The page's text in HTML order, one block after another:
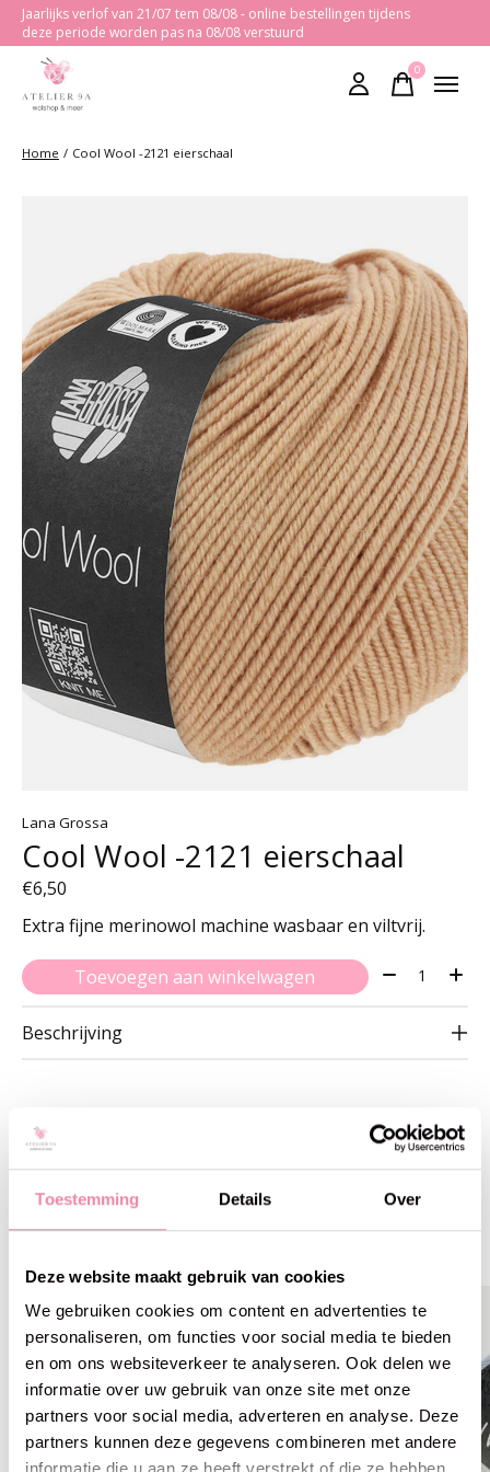
Toestemming Details Over
Deze website maakt gebruik van cookies
We gebruiken cookies om content en advertenties te
personaliseren, om functies voor social media te bieden
en om ons websiteverkeer te analyseren. Ook delen we
informatie over uw gebruik van onze site met onze
partners voor social media, adverteren en analyse. Deze
partners kunnen deze gegevens combineren met andere
Jaarlijks verlof van 21/07 tem 08/08 - online bestellingen tijdens
deze periode worden pas na 08/08 verstuurd
0items
Home / Cool Wool -2121 eierschaal
Lana Grossa
Cool Wool -2121 eierschaal
€6,50
Extra fijne merinowol machine wasbaar en viltvrij.
Toevoegen aan winkelwagen Aantal:
Beschrijving
Gerelateerde producten